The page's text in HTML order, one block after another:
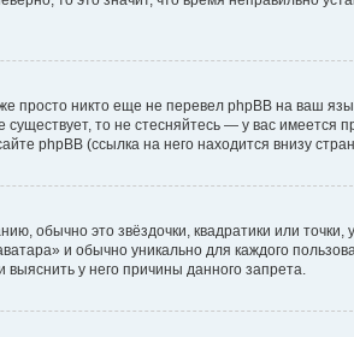
просто никто еще не перевел phpBB на ваш
то не стесняйтесь — у вас имеется
phpBB (ссылка на него находится внизу
обычно это звёздочки, квадратики или
и обычно уникально для каждого
у него причины данного запрета.